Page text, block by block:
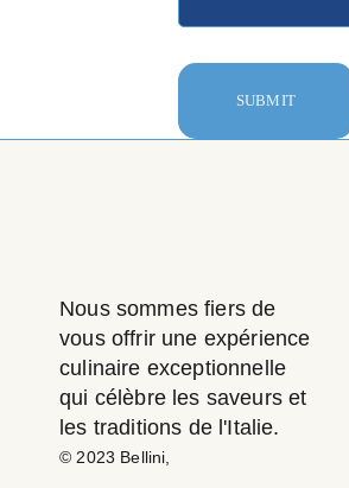
SUBMIT
Nous sommes fiers de
vous offrir une expérience
culinaire exceptionnelle
qui célèbre les saveurs et
les traditions de l'Italie.
© 2023 Bellini